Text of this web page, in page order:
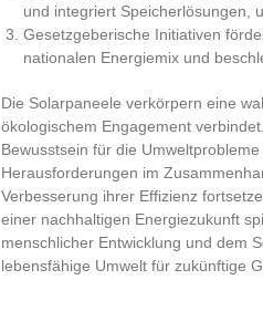
und integriert Speicherlösungen,
Gesetzgeberische Initiativen
nationalen Energiemix und
Die Solarpaneele verkörpern eine
ökologischem Engagement
Bewusstsein für die
Herausforderungen im
Verbesserung ihrer Effizienz
einer nachhaltigen Energiezukunft
menschlicher Entwicklung und dem
lebensfähige Umwelt für zukünftige